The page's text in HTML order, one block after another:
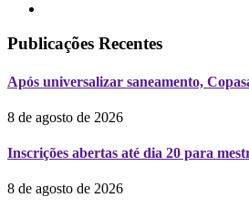
Publicações Recentes
Após universalizar saneamento,
8 de agosto de 2026
Inscrições abertas até dia 20 para
8 de agosto de 2026